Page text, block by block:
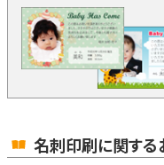
名刺印刷に関する